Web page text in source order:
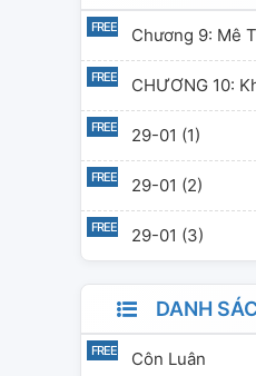
Chương 9: Mê
CHƯƠNG 10:
29-01 (1)
29-01 (2)
29-01 (3)
DANH
Côn Luân